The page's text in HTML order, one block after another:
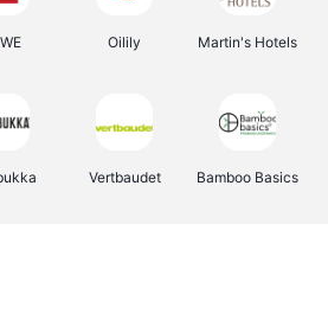
Oilily Martin's Hotels
Vertbaudet Bamboo Basics